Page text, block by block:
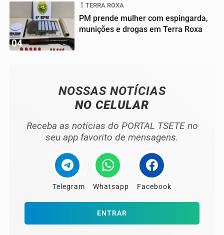
04
TERRA ROXA
PM prende mulher com espingarda,
munições e drogas em Terra Roxa
NOSSAS NOTÍCIAS
NO CELULAR
Receba as notícias do PORTAL TSETE no
seu app favorito de mensagens.
Telegram Whatsapp Facebook
ENTRAR